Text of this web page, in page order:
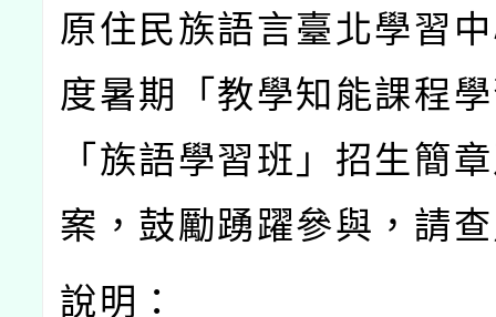
原住民族語言臺北學習
度暑期「教學知能課程
「族語學習班」招生簡
案，鼓勵踴躍參與，請
說明：